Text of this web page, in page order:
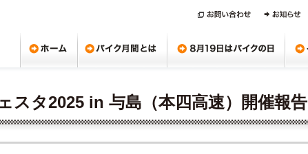
スタ2025 in 与島（本四高速）開催報告